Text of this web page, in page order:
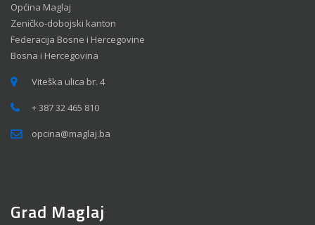
Općina Maglaj
Zeničko-dobojski kanton
Federacija Bosne i Hercegovine
Bosna i Hercegovina
Viteška ulica br. 4
+ 387 32 465 810
opcina@maglaj.ba
Grad Maglaj